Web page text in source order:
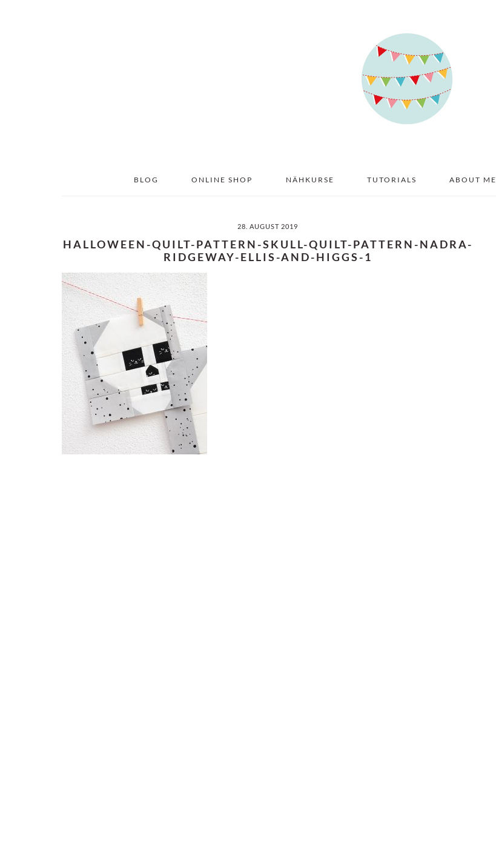
BLOG ONLINE SHOP NÄHKURSE TUTORIALS ABOUT ME
28. AUGUST 2019
HALLOWEEN-QUILT-PATTERN-SKULL-QUILT-PATTERN-NADRA-
RIDGEWAY-ELLIS-AND-HIGGS-1